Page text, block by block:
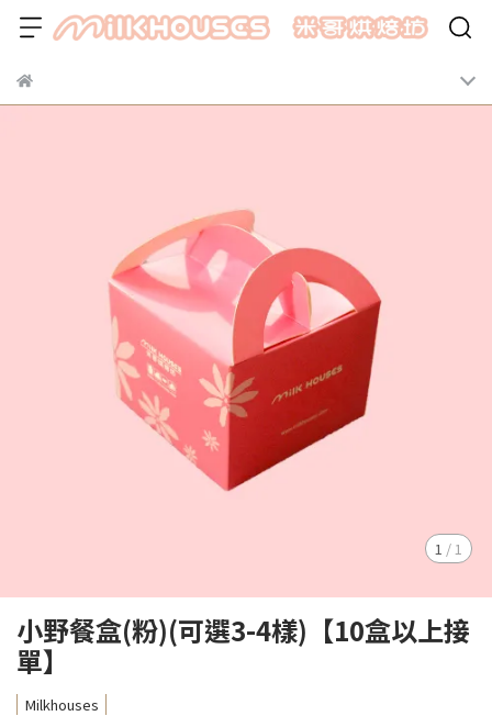
1 / 1
小野餐盒(粉)(可選3-4樣)【10盒以上接
單】
Milkhouses